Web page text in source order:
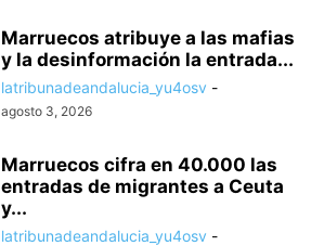
Marruecos atribuye a las mafias
y la desinformación la entrada...
latribunadeandalucia_yu4osv -
agosto 3, 2026
Marruecos cifra en 40.000 las
entradas de migrantes a Ceuta
y...
latribunadeandalucia_yu4osv -